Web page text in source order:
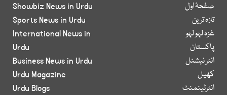
صفحۂ اول
تازہ ترین
غزہ لہو لہو
پاکستان
انٹر نیشنل
کھیل
انٹرٹینمنٹ
Showbiz News in Urdu
Sports News in Urdu
International News in
Urdu
Business News in Urdu
Urdu Magazine
Urdu Blogs